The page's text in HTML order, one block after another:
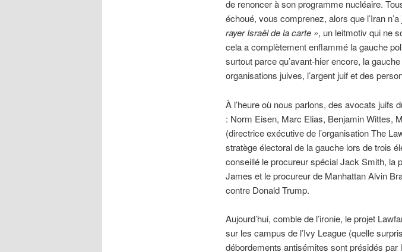
de renoncer à son programme nucléaire.
échoué, vous comprenez, alors que l’Iran
rayer Israël de la carte », un leitmotiv qui ne
cela a complètement enflammé la gauche
surtout parce qu’avant-hier encore, la
organisations juives, l’argent juif et des
À l’heure où nous parlons, des avocats juifs
: Norm Eisen, Marc Elias, Benjamin Wittes,
(directrice exécutive de l’organisation The
stratège électoral de la gauche lors de trois
conseillé le procureur spécial Jack Smith, la
James et le procureur de Manhattan Alvin
contre Donald Trump.
Aujourd’hui, comble de l’ironie, le projet
sur les campus de l’Ivy League (quelle
débordements antisémites sont présidés par